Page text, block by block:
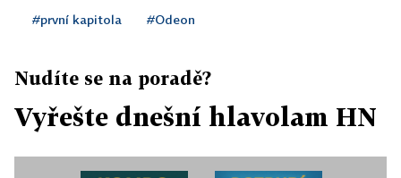
#první kapitola #Odeon
Nudíte se na poradě?
Vyřešte dnešní hlavolam HN